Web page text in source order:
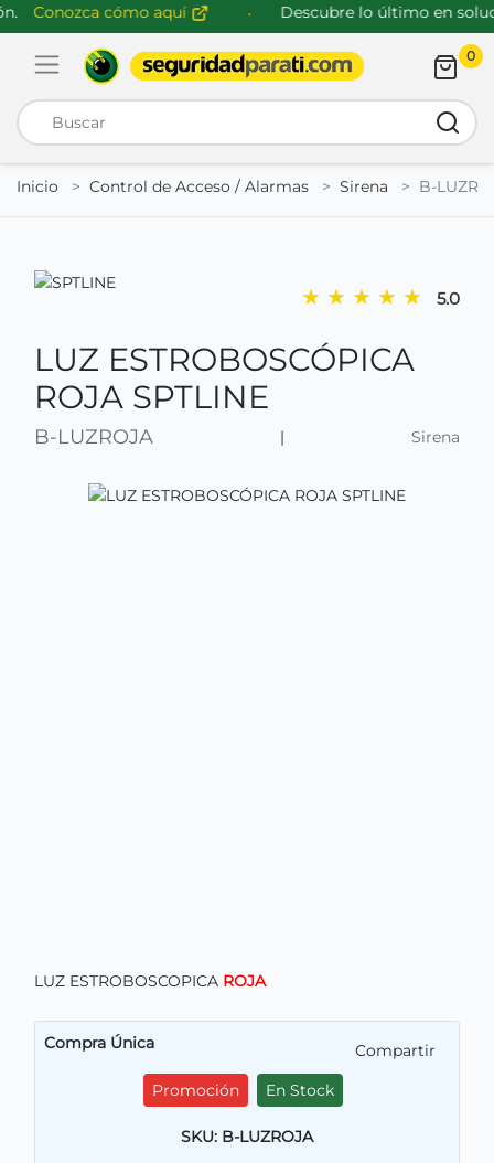
Conozca cómo aquí Descubre lo último en
Abrir menú de navegación
0
Inicio
Control de Acceso / Alarmas Sirena B-
★ ★ ★ ★ ★ 5.0
LUZ ESTROBOSCÓPICA
ROJA SPTLINE
B-LUZROJA | Sirena
LUZ ESTROBOSCOPICA ROJA
Compra Única
Compartir
Promoción
En Stock
SKU: B-LUZROJA